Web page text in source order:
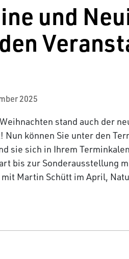
und
2025
stand auch der
Nun können Sie unter den
sie sich in Ihrem
bis zur Sonderausstellung
mit Martin Schütt im April,